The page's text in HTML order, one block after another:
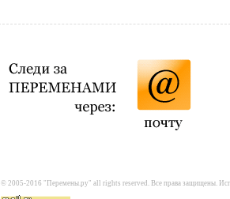
© 2005-2016 "Перемены.ру" all rights reserved. Все права защищены.